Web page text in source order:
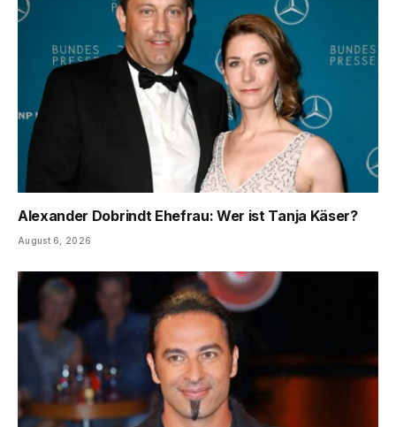
Alexander Dobrindt Ehefrau: Wer ist Tanja Käser?
August 6, 2026